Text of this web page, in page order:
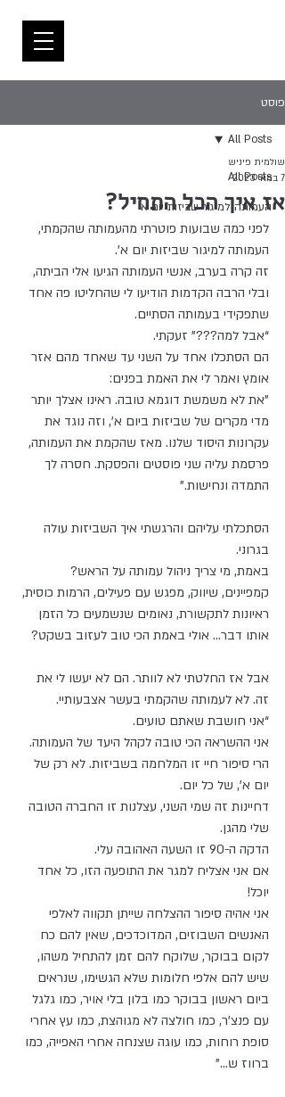
פוסט
All Posts
העמותה למיגור שביזות יום א
All Posts
אז איך הכל התחיל?
שולמית פיניש
7 במאי 2023
לפני כמה שבועות פוטרתי מהעמותה שהקמתי,
העמותה למיגור שביזות יום א’.
זה קרה בערב, אנשי העמותה הגיעו אלי הביתה,
ובלי הרבה הקדמות הודיעו לי שהחליטו פה אחד
שתפקידי בעמותה הסתיים.
“אבל למה???” זעקתי.
הם הסתכלו אחד על השני עד שאחד מהם אזר
אומץ ואמר לי את האמת בפנים:
"את לא משמשת דוגמא טובה. ראינו אצלך יותר
מדי מקרים של שביזות ביום א’, וזה נוגד את
עקרונות היסוד שלנו. מאז שהקמת את העמותה,
פרסמת עליה שני פוסטים והפסקת. חסרה לך
התמדה ונחישות.”
הסתכלתי עליהם והרגשתי איך השביזות עולה
בגרוני.
באמת, מי צריך ניהול עמותה על הראש?
קמפיינים, שיווק, מפגש עם פעילים, הרמות כוסית,
ראיונות לתקשורת, נאומים שנשמעים כל הזמן
אותו דבר... אולי באמת הכי טוב לעזוב בשקט?
אבל אז החלטתי לא לוותר. הם לא יעשו לי את
זה. לא לעמותה שהקמתי בעשר אצבעותיי.
“אני חושבת שאתם טועים.
אני ההשראה הכי טובה לקהל היעד של העמותה.
הרי סיפור חיי זו המלחמה בשביזות. לא רק של
יום א’, של כל יום.
דחיינות זה שמי השני, עצלנות זו החברה הטובה
שלי מהגן.
הדקה ה-90 זו השעה האהובה עלי.
אם אני אצליח למגר את התופעה הזו, כל אחד
יוכל!
אני אהיה סיפור ההצלחה שייתן תקווה לאלפי
האנשים השבוזים, המדוכדכים, שאין להם כח
לקום בבוקר, שלוקח להם זמן להתחיל משהו,
שיש להם אלפי חלומות שלא הגשימו, שנראים
ביום ראשון בבוקר כמו בלון בלי אויר, כמו גלגל
עם פנצ’ר, כמו חולצה לא מגוהצת, כמו עץ אחרי
סופת רוחות, כמו עוגה שצנחה אחרי האפייה, כמו
ברווז ש..."